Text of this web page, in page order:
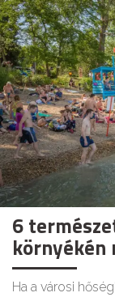
6
környékén
Ha a városi